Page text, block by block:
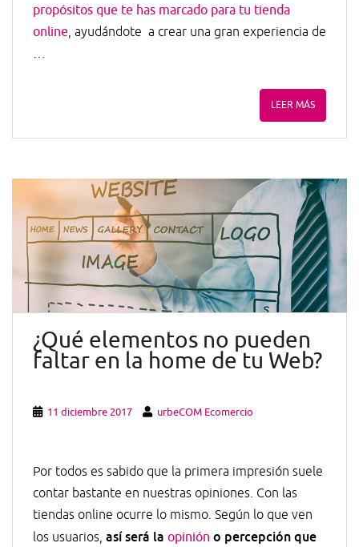
propósitos que te has marcado para tu tienda
online, ayudándote a crear una gran experiencia de
…
LEER MÁS
¿Qué elementos no pueden
faltar en la home de tu Web?
11 diciembre 2017 urbeCOM Ecomercio
Por todos es sabido que la primera impresión suele
contar bastante en nuestras opiniones. Con las
tiendas online ocurre lo mismo. Según lo que ven
los usuarios, así será la opinión o percepción que